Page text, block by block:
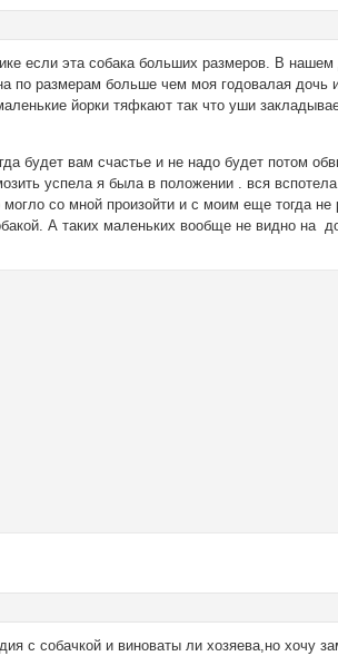
если эта собака больших размеров. В
по размерам больше чем моя годовалая дочь
йорки тяфкают так что уши
будет вам счастье и не надо будет потом
успела я была в положении . вся вспотела
со мной произойти и с моим еще тогда
А таких маленьких вообще не видно на
с собачкой и виноваты ли хозяева,но хочу